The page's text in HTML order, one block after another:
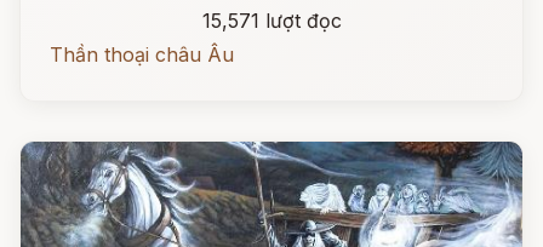
15,571 lượt đọc
Thần thoại châu Âu